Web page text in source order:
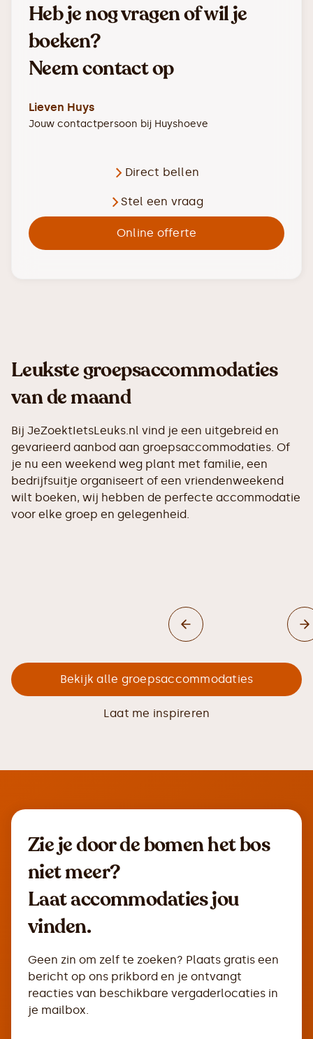
Heb je nog vragen of wil je
boeken?
Neem contact op
Lieven Huys
Jouw contactpersoon bij Huyshoeve
Direct bellen
Stel een vraag
Online offerte
Leukste groepsaccommodaties
van de maand
Bij JeZoektIetsLeuks.nl vind je een uitgebreid en
gevarieerd aanbod aan groepsaccommodaties. Of
je nu een weekend weg plant met familie, een
bedrijfsuitje organiseert of een vriendenweekend
wilt boeken, wij hebben de perfecte accommodatie
voor elke groep en gelegenheid.
Bekijk alle groepsaccommodaties
Laat me inspireren
Zie je door de bomen het bos
niet meer?
Laat accommodaties jou
vinden.
Geen zin om zelf te zoeken? Plaats gratis een
bericht op ons prikbord en je ontvangt
reacties van beschikbare vergaderlocaties in
je mailbox.